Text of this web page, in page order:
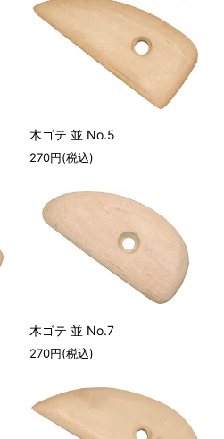
木ゴテ 並 No.5
270円(税込)
木ゴテ 並 No.7
270円(税込)